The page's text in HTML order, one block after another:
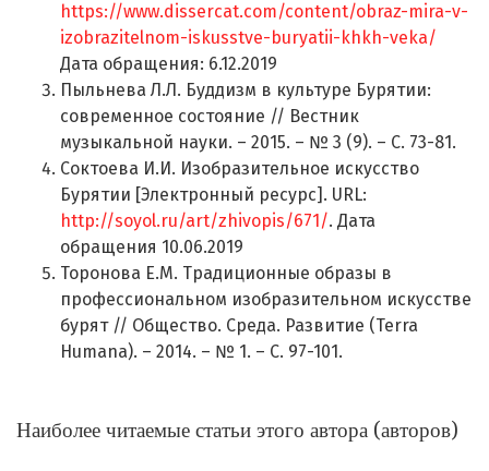
https://www.dissercat.com/content/obraz-mira-v-
izobrazitelnom-iskusstve-buryatii-khkh-veka/
Дата обращения: 6.12.2019
Пыльнева Л.Л. Буддизм в культуре Бурятии:
современное состояние // Вестник
музыкальной науки. – 2015. – № 3 (9). – С. 73-81.
Соктоева И.И. Изобразительное искусство
Бурятии [Электронный ресурс]. URL:
http://soyol.ru/art/zhivopis/671/. Дата
обращения 10.06.2019
Торонова Е.М. Традиционные образы в
профессиональном изобразительном искусстве
бурят // Общество. Среда. Развитие (Terra
Humana). – 2014. – № 1. – С. 97-101.
Наиболее читаемые статьи этого автора (авторов)